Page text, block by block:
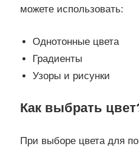
можете использовать:
Однотонные цвета
Градиенты
Узоры и рисунки
Как выбрать
При выборе цвета для